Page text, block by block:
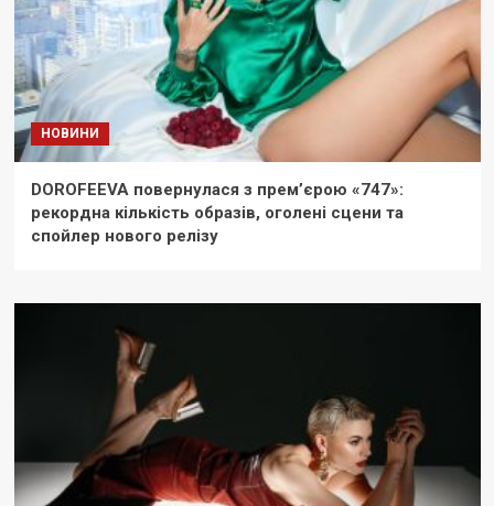
НОВИНИ
DOROFEEVA повернулася з прем’єрою «747»:
рекордна кількість образів, оголені сцени та
спойлер нового релізу